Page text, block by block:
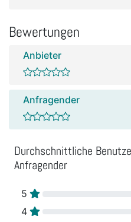
Bewertungen
Anbieter
Anfragender
Durchschnittliche
Anfragender
5
4